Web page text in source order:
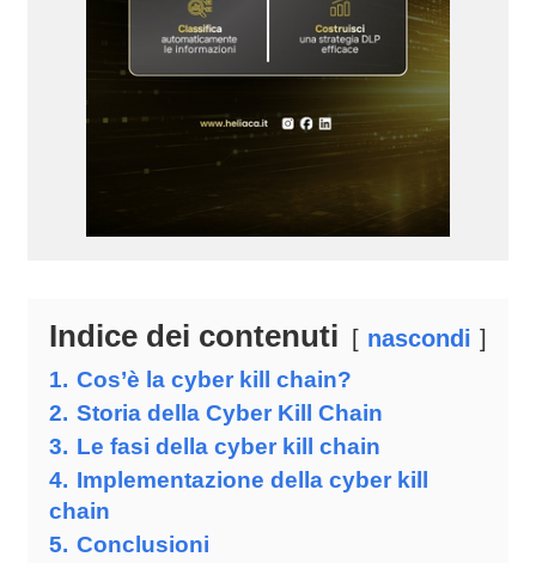
Indice dei contenuti nascondi
1. Cos’è la cyber kill chain?
2. Storia della Cyber Kill Chain
3. Le fasi della cyber kill chain
4. Implementazione della cyber kill
chain
5. Conclusioni